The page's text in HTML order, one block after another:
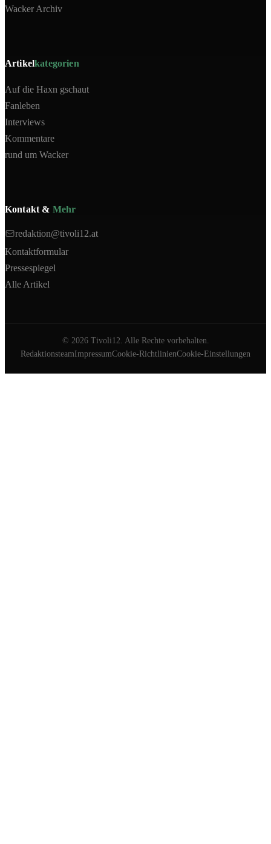
Wacker Archiv
Artikelkategorien
Auf die Haxn gschaut
Fanleben
Interviews
Kommentare
rund um Wacker
Kontakt & Mehr
redaktion@tivoli12.at
Kontaktformular
Pressespiegel
Alle Artikel
© 2026Tivoli12. Alle Rechte vorbehalten.
RedaktionsteamImpressumCookie-RichtlinienCookie-Einstellungen